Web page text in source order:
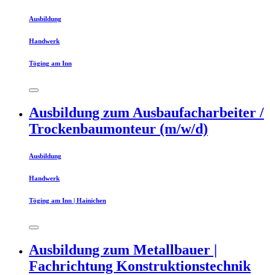
Ausbildung
Handwerk
Töging am Inn
Ausbildung zum Ausbaufacharbeiter /
Trockenbaumonteur (m/w/d)
Ausbildung
Handwerk
Töging am Inn | Hainichen
Ausbildung zum Metallbauer |
Fachrichtung Konstruktionstechnik